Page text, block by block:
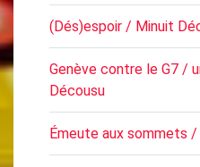
(Dés)espoir / Minuit
Genève contre le G7 /
Décousu
Émeute aux sommets